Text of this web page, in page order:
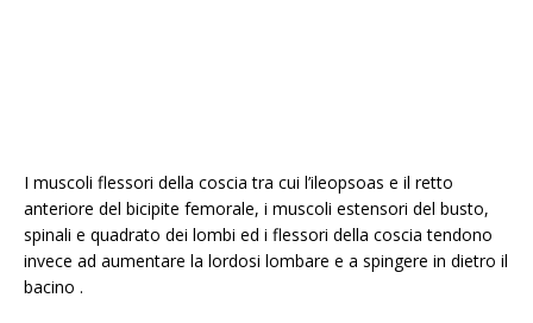
I muscoli flessori della coscia tra cui l’ileopsoas e il retto
anteriore del bicipite femorale, i muscoli estensori del busto,
spinali e quadrato dei lombi ed i flessori della coscia tendono
invece ad aumentare la lordosi lombare e a spingere in dietro il
bacino .